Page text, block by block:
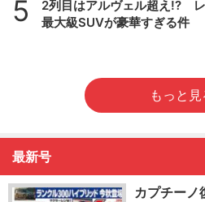
5
2列目はアルヴェル超え!?
最大級SUVが豪華すぎる件
もっと見
最新号
カプチーノ